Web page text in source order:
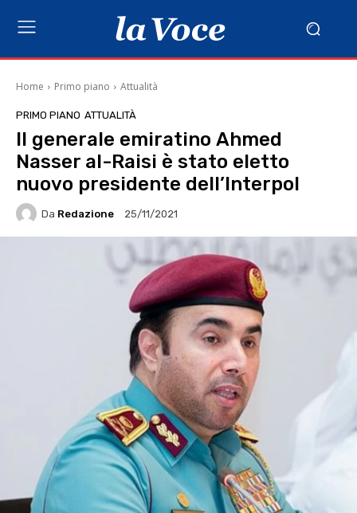
Home Primo piano Attualità
PRIMO PIANO ATTUALITÀ
Il generale emiratino Ahmed
Nasser al-Raisi è stato eletto
nuovo presidente dell’Interpol
Da Redazione 25/11/2021